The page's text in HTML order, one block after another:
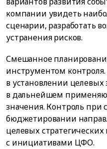
компании увидеть
сценарии, разработать
устранения рисков.
Смешанное
инструментом
в установлении
в дальнейшем
значения. Контроль
бюджетировании
целевых стратегических
с инициативами ЦФО.